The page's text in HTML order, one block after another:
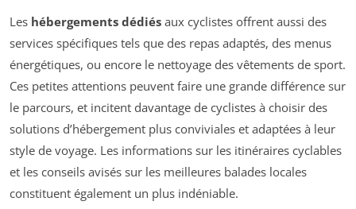
Les hébergements dédiés aux cyclistes offrent aussi des
services spécifiques tels que des repas adaptés, des menus
énergétiques, ou encore le nettoyage des vêtements de sport.
Ces petites attentions peuvent faire une grande différence sur
le parcours, et incitent davantage de cyclistes à choisir des
solutions d’hébergement plus conviviales et adaptées à leur
style de voyage. Les informations sur les itinéraires cyclables
et les conseils avisés sur les meilleures balades locales
constituent également un plus indéniable.